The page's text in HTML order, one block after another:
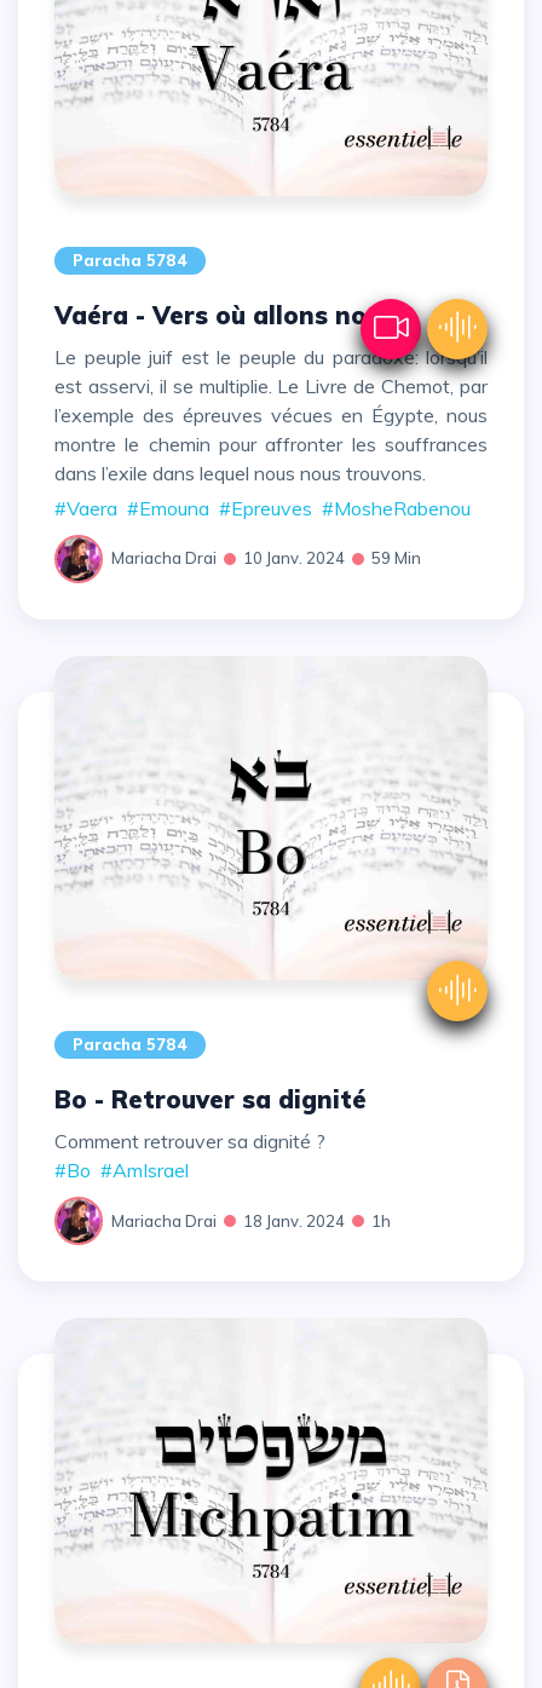
Paracha 5784
Vaéra - Vers où allons nous?
Le peuple juif est le peuple du paradoxe: lorsqu’il
est asservi, il se multiplie. Le Livre de Chemot, par
l’exemple des épreuves vécues en Égypte, nous
montre le chemin pour affronter les souffrances
dans l’exile dans lequel nous nous trouvons.
#Vaera #Emouna #Epreuves #MosheRabenou
Mariacha Drai 10 Janv. 2024 59 Min
Paracha 5784
Bo - Retrouver sa dignité
Comment retrouver sa dignité ?
#Bo #AmIsrael
Mariacha Drai 18 Janv. 2024 1h